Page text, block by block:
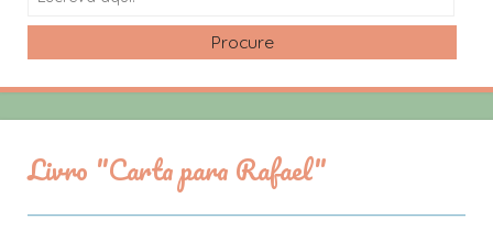
Livro "Carta para Rafael"